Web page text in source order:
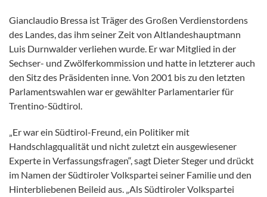
Gianclaudio Bressa ist Träger des Großen Verdienstordens
des Landes, das ihm seiner Zeit von Altlandeshauptmann
Luis Durnwalder verliehen wurde. Er war Mitglied in der
Sechser- und Zwölferkommission und hatte in letzterer auch
den Sitz des Präsidenten inne. Von 2001 bis zu den letzten
Parlamentswahlen war er gewählter Parlamentarier für
Trentino-Südtirol.
„Er war ein Südtirol-Freund, ein Politiker mit
Handschlagqualität und nicht zuletzt ein ausgewiesener
Experte in Verfassungsfragen“, sagt Dieter Steger und drückt
im Namen der Südtiroler Volkspartei seiner Familie und den
Hinterbliebenen Beileid aus. „Als Südtiroler Volkspartei